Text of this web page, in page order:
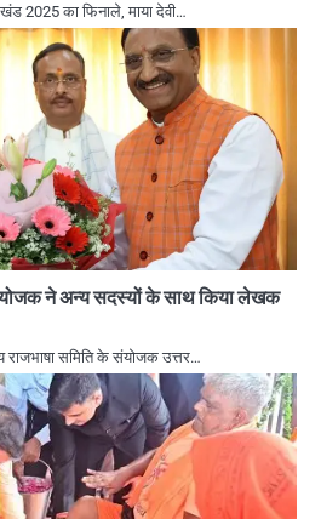
2025 का फिनाले, माया देवी…
ने अन्य सदस्यों के साथ किया लेखक
समिति के संयोजक उत्तर…